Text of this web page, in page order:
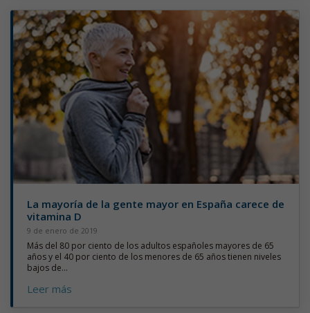
La mayoría de la gente mayor en España carece de
vitamina D
9 de enero de 2019
Más del 80 por ciento de los adultos españoles mayores de 65
años y el 40 por ciento de los menores de 65 años tienen niveles
bajos de...
Leer más